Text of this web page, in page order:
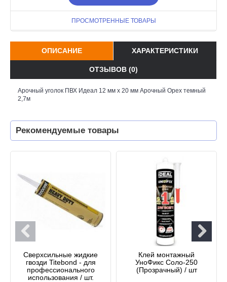
ПРОСМОТРЕННЫЕ ТОВАРЫ
ОПИСАНИЕ ХАРАКТЕРИСТИКИ
ОТЗЫВОВ (0)
Арочный уголок ПВХ Идеал 12 мм х 20 мм Арочный Орех темный
2,7м
Рекомендуемые товары
Сверхсильные жидкие
гвозди Titebond - для
профессионального
использования / шт.
Клей монтажный
УноФикс Соло-250
(Прозрачный) / шт